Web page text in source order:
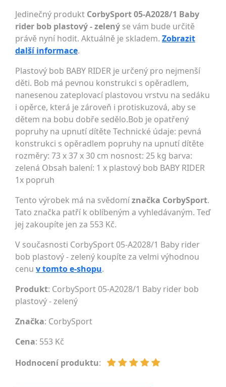
Jedinečný produkt CorbySport 05-A2028/1 Baby
rider bob plastový - zelený se vám bude určitě
právě nyní hodit. Aktuálně je skladem. Zobrazit
další informace.
Plastový bob BABY RIDER je určený pro nejmenší
děti. Bob má pevnou konstrukci s opěradlem,
nanesenou zateplovací plastovou vrstvu na sedáku
i opěrce, která je zároveň i protiskuzová, aby se
dětem na bobu dobře sedělo.Bob je opatřený
popruhy na upnutí dítěte Technické údaje: pevná
konstrukci s opěradlem popruhy na upnutí dítěte
rozměry: 73 x 37 x 30 cm nosnost: 25 kg barva:
zelená Obsah balení: 1 x plastový bob BABY RIDER
1x popruh
Tento výrobek má na svědomíznačka CorbySport.
Tato značka patří k oblíbeným a vyhledávaným. Teď
jej zakoupíte jen za 553 Kč.
V současnosti CorbySport 05-A2028/1 Baby rider
bob plastový - zelený koupíte za velmi výhodnou
cenu v tomto e-shopu.
Produkt: CorbySport 05-A2028/1 Baby rider bob
plastový - zelený
Značka: CorbySport
Cena: 553 Kč
Hodnocení produktu: